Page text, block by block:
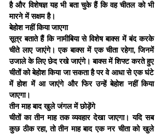
है और विशेषज्ञ यह भी बता चुके हैं कि वह चीतल को भी
मारने में सक्षम है।
बेहोश नहीं किया जाएगा
सूत्र बताते हैं कि नामीबिया से विशेष बाक्स में बंद करके
चीते लाए जाएंगे। एक बाक्स में एक चीता रहेगा, जिनमें
उजाले के लिए छेद रखे जाएंगे। बाक्स में शिफ्ट करते हुए
चीतों को बेहोश किया जा सकता है पर वे आधा से एक घंटे
में होश में आ जाएंगे और फिर उन्हें बेहोश नहीं किया
जाएगा।
तीन माह बाद खुले जंगल में छोड़ेंगे
चीतों का तीन माह तक व्यवहार देखा जाएगा। यदि सब
कुछ ठीक रहा, तो तीन माह बाद एक नर चीता को खुले